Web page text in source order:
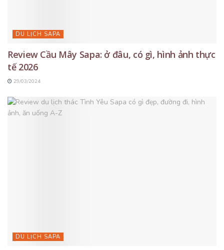
DU LỊCH SAPA
Review Cầu Mây Sapa: ở đâu, có gì, hình ảnh thực
tế 2026
29/03/2024
DU LỊCH SAPA